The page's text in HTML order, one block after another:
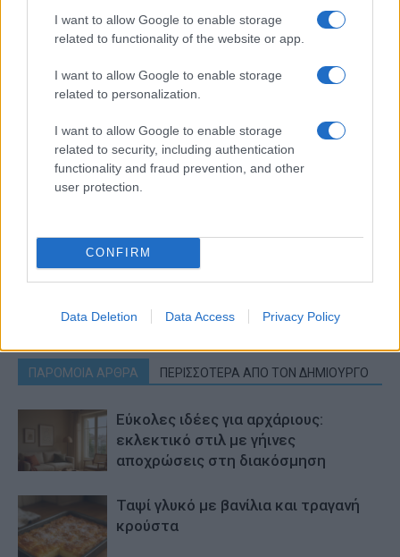
I want to allow Google to enable storage
related to functionality of the website or app.
I want to allow Google to enable storage
related to personalization.
I want to allow Google to enable storage
related to security, including authentication
functionality and fraud prevention, and other
user protection.
CONFIRM
Data Deletion Data Access Privacy Policy
Εύκολες ιδέες για αρχάριους: εκλεκτικό στιλ με γήινες
αποχρώσεις στη διακόσμηση
Όλα τούμπα στην κατσαρόλα:
“Καίει” λίγο βούτυρο και εκεί
μέσα ρίχνει τα μακαρόνια –
κολλάνε (Video)
Tυρoψωμάκια με αφράτη ζύμη
ΠΑΡΟΜΟΙΑ ΑΡΘΡΑ ΠΕΡΙΣΣΟΤΕΡΑ ΑΠΟ ΤΟΝ ΔΗΜΙΟΥΡΓΟ
Εύκολες ιδέες για αρχάριους:
εκλεκτικό στιλ με γήινες
αποχρώσεις στη διακόσμηση
Ταψί γλυκό με βανίλια και τραγανή
κρούστα